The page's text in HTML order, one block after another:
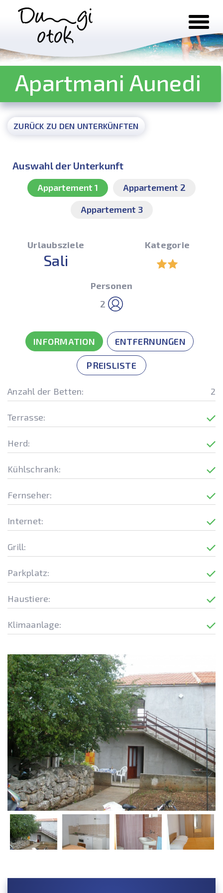
Zum Inhalt springen
Apartmani Aunedi
ZURÜCK ZU DEN UNTERKÜNFTEN
Auswahl der Unterkunft
Appartement 1
Appartement 2
Appartement 3
Urlaubsziele
Sali
Kategorie
Personen
2
INFORMATION ENTFERNUNGEN
PREISLISTE
Anzahl der Betten: 2
Terrasse:
Herd:
Kühlschrank:
Fernseher:
Internet:
Grill:
Parkplatz:
Haustiere:
Klimaanlage: